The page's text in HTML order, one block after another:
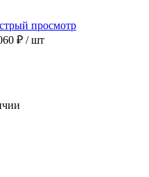
просмотр
₽ / шт